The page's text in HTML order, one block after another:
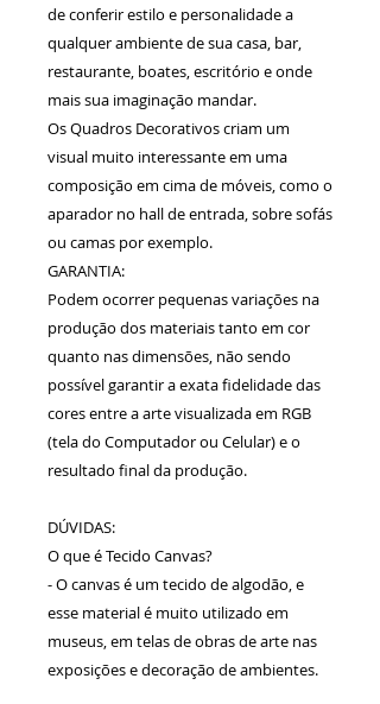
de conferir estilo e personalidade a
qualquer ambiente de sua casa, bar,
restaurante, boates, escritório e onde
mais sua imaginação mandar.
Os Quadros Decorativos criam um
visual muito interessante em uma
composição em cima de móveis, como o
aparador no hall de entrada, sobre sofás
ou camas por exemplo.
GARANTIA:
Podem ocorrer pequenas variações na
produção dos materiais tanto em cor
quanto nas dimensões, não sendo
possível garantir a exata fidelidade das
cores entre a arte visualizada em RGB
(tela do Computador ou Celular) e o
resultado final da produção.
DÚVIDAS:
O que é Tecido Canvas?
- O canvas é um tecido de algodão, e
esse material é muito utilizado em
museus, em telas de obras de arte nas
exposições e decoração de ambientes.